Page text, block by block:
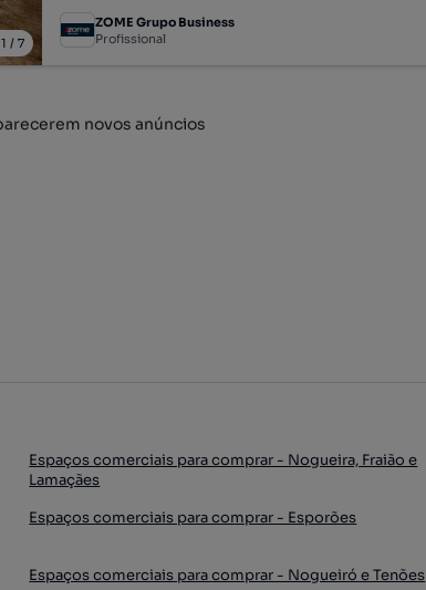
1 /7
ZOME Grupo Business
Profissional
novos anúncios
Espaços comerciais para comprar - Nogueira, Fraião e
Lamaçães
Espaços comerciais para comprar - Esporões
Espaços comerciais para comprar - Nogueiró e Tenões